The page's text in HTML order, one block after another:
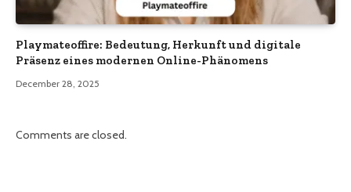
Playmateoffire: Bedeutung, Herkunft und digitale
Präsenz eines modernen Online-Phänomens
December 28, 2025
Comments are closed.